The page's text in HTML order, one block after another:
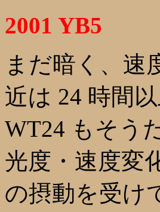
2001 YB5
まだ暗く、速
近は 24 時間
WT24 もそう
光度・速度変
の摂動を受け